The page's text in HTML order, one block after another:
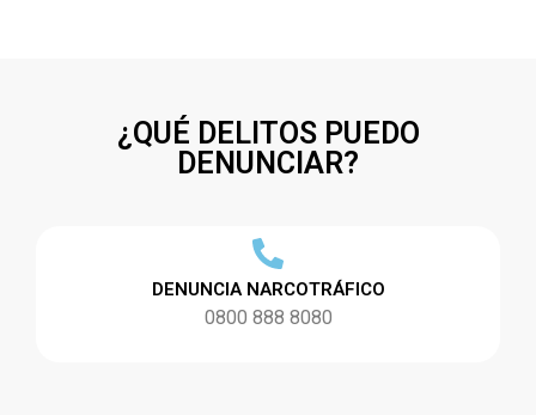
¿QUÉ DELITOS PUEDO
DENUNCIAR?
DENUNCIA NARCOTRÁFICO
0800 888 8080